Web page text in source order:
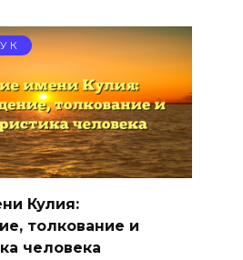
К
Кулия:
толкование и
человека